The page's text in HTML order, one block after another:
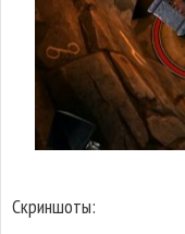
Скриншоты: